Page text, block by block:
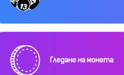
Гледане на монета